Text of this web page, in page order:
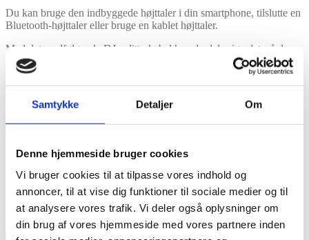
Samtykke Detaljer Om
Denne hjemmeside bruger cookies
Vi bruger cookies til at tilpasse vores indhold og
annoncer, til at vise dig funktioner til sociale medier og til
at analysere vores trafik. Vi deler også oplysninger om
din brug af vores hjemmeside med vores partnere inden
Du kan bruge den indbyggede højttaler i din smartphone, tilslutte en
Bluetooth-højttaler eller bruge en kablet højttaler.
Med det medfølgende DJ-splitterkabel kan du dele signalet, så du
både kan afspille lyd og monitorere i hovedtelefoner – præcis som
på et klassisk DJ setup.
praktisk opsætning.
DJControl Mix er ideel til dig, der vil prøve kræfter med DJ’ing
uden at investere i større udstyr.
Samtidig er den oplagt som ekstra controller til erfarne DJs, der vil
have en ultrabærbar løsning til spontane sessions og idéudvikling.